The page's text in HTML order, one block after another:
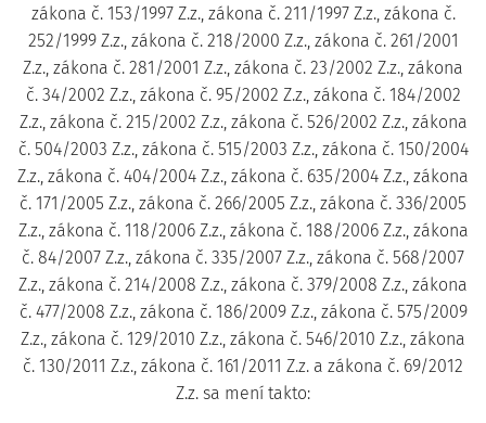
zákona č. 153/1997 Z.z., zákona č. 211/1997 Z.z., zákona č.
252/1999 Z.z., zákona č. 218/2000 Z.z., zákona č. 261/2001
Z.z., zákona č. 281/2001 Z.z., zákona č. 23/2002 Z.z., zákona
č. 34/2002 Z.z., zákona č. 95/2002 Z.z., zákona č. 184/2002
Z.z., zákona č. 215/2002 Z.z., zákona č. 526/2002 Z.z., zákona
č. 504/2003 Z.z., zákona č. 515/2003 Z.z., zákona č. 150/2004
Z.z., zákona č. 404/2004 Z.z., zákona č. 635/2004 Z.z., zákona
č. 171/2005 Z.z., zákona č. 266/2005 Z.z., zákona č. 336/2005
Z.z., zákona č. 118/2006 Z.z., zákona č. 188/2006 Z.z., zákona
č. 84/2007 Z.z., zákona č. 335/2007 Z.z., zákona č. 568/2007
Z.z., zákona č. 214/2008 Z.z., zákona č. 379/2008 Z.z., zákona
č. 477/2008 Z.z., zákona č. 186/2009 Z.z., zákona č. 575/2009
Z.z., zákona č. 129/2010 Z.z., zákona č. 546/2010 Z.z., zákona
č. 130/2011 Z.z., zákona č. 161/2011 Z.z. a zákona č. 69/2012
Z.z. sa mení takto: